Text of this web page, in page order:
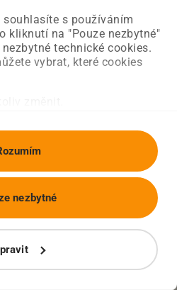
s používáním
kliknutí na "Pouze nezbytné"
technické cookies.
vybrat, které cookies
nezbytné
Úvodní strana